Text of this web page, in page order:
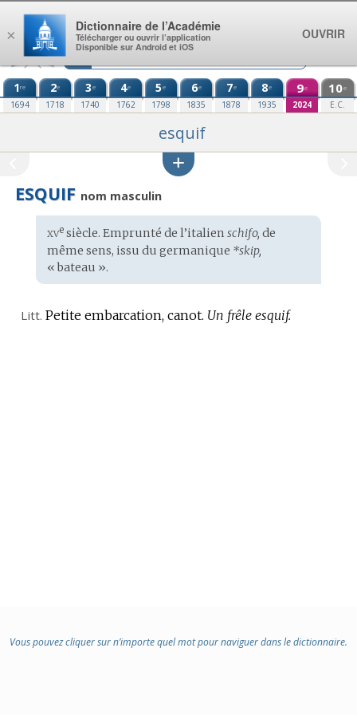
Aller au contenu
1re
1694
2e
1718
3e
1740
4e
1762
5e
1798
6e
1835
7e
1878
8e
1935
9e
2024
10e
E.C.
esquif
ESQUIF nom masculin
Étymologie
:
xvesiècle. Emprunté de l’italien schifo, de
même sens, issu du germanique *skip,
« bateau ».
Litt. Petite embarcation, canot. Un frêle esquif.
Vous pouvez cliquer sur n’importe quel mot pour naviguer dans le dictionnaire.
×
Dictionnaire de l’Académie
Télécharger ou ouvrir l’application
Disponible sur Android et iOS
OUVRIR